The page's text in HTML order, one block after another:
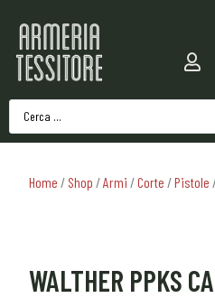
Home / Shop /Armi /Corte /Pistole
WALTHER PPKS